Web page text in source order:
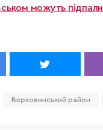
можуть
Верховинський район